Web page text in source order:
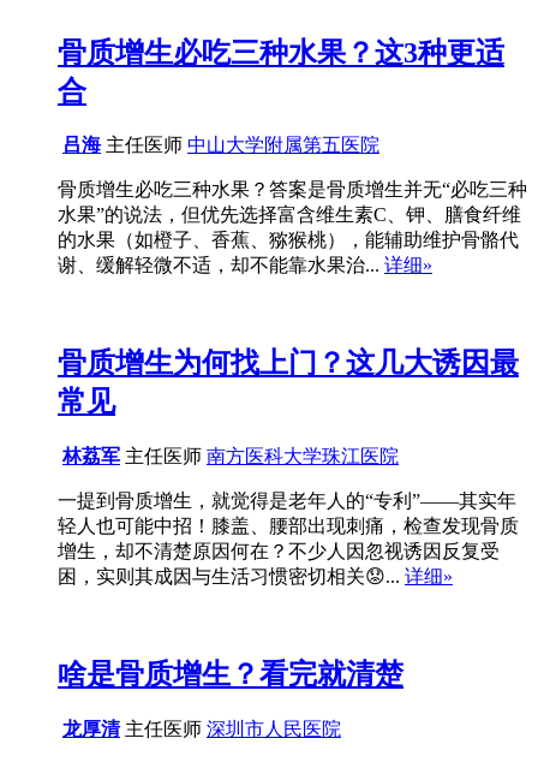
骨质增生必吃三种水果？这3种更适
合
吕海主任医师 中山大学附属第五医院
骨质增生必吃三种水果？答案是骨质增生并无“必吃三种
水果”的说法，但优先选择富含维生素C、钾、膳食纤维
的水果（如橙子、香蕉、猕猴桃），能辅助维护骨骼代
谢、缓解轻微不适，却不能靠水果治... 详细»
骨质增生为何找上门？这几大诱因最
常见
林荔军 主任医师 南方医科大学珠江医院
一提到骨质增生，就觉得是老年人的“专利”——其实年
轻人也可能中招！膝盖、腰部出现刺痛，检查发现骨质
增生，却不清楚原因何在？不少人因忽视诱因反复受
困，实则其成因与生活习惯密切相关😟... 详细»
啥是骨质增生？看完就清楚
龙厚清主任医师 深圳市人民医院